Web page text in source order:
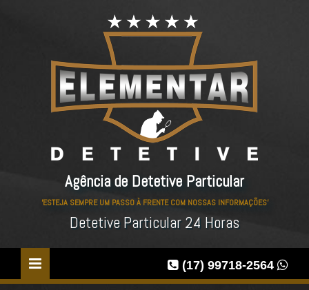
Agência de Detetive Particular
'ESTEJA SEMPRE UM PASSO À FRENTE COM NOSSAS INFORMAÇÕES'
Detetive Particular 24 Horas
(17) 99718-2564